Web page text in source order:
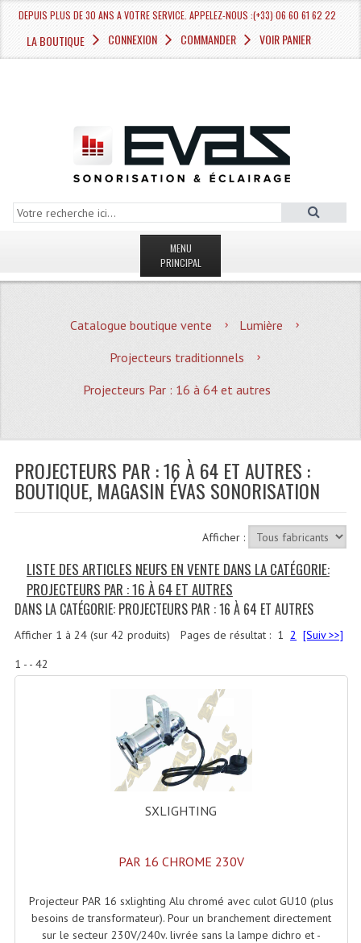
DEPUIS PLUS DE 30 ANS A VOTRE SERVICE. APPELEZ-NOUS :(+33) 06 60 61 62 22
LA BOUTIQUE CONNEXION COMMANDER VOIR PANIER
MENU
PRINCIPAL
MAGASIN
Quoi De Neuf?
Promotions
Location De Matériel
Le Matériel D´occasion
Recevoir Nos Promotions
Faire Votre Devis
CATÉGORIES
Accessoires Pieds Cellules Diamants
Accessoires Enceintes
Accessoires Micro, Pieds De Régie
Cellule (s)
Pieds D'enceintes
Selecteurs Audio Vidéo
Amplificateurs
Catalogue boutique vente
Lumière
Projecteurs traditionnels
Projecteurs Par : 16 à 64 et autres
PROJECTEURS PAR : 16 À 64 ET AUTRES :
BOUTIQUE, MAGASIN ÉVAS SONORISATION
Afficher :
LISTE DES ARTICLES NEUFS EN VENTE DANS LA CATÉGORIE:
PROJECTEURS PAR : 16 À 64 ET AUTRES
DANS LA CATÉGORIE: PROJECTEURS PAR : 16 À 64 ET AUTRES
Pages de résultat : 1 2 [Suiv >>]
Afficher 1 à 24(sur 42 produits)
1 - - 42
SXLIGHTING
PAR 16 CHROME 230V
Projecteur PAR 16 sxlighting Alu chromé avec culot GU10 (plus
besoins de transformateur). Pour un branchement directement
sur le secteur 230V/240v. livrée sans la lampe dichro et -